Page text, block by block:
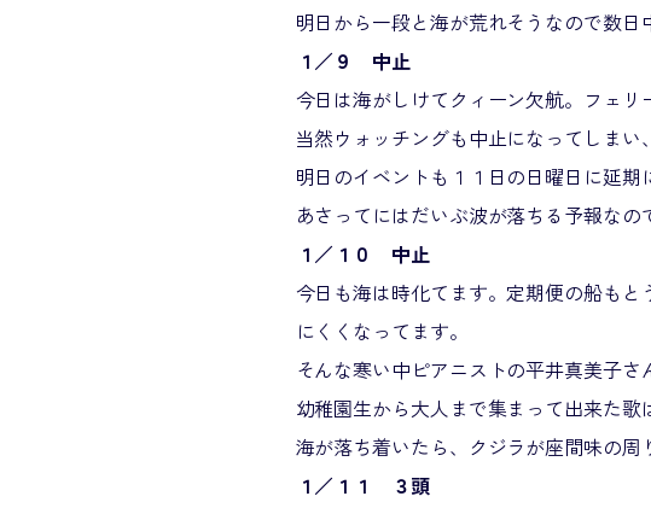
明日から一段と海が荒れそうなので数日
１／９ 中止
今日は海がしけてクィーン欠航。フェリ
当然ウォッチングも中止になってしまい
明日のイベントも１１日の日曜日に延期
あさってにはだいぶ波が落ちる予報な
１／１０ 中止
今日も海は時化てます。定期便の船も
にくくなってます。
そんな寒い中ピアニストの平井真美子
幼稚園生から大人まで集まって出来た
海が落ち着いたら、クジラが座間味の周
１／１１ ３頭